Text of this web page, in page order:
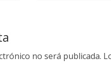
no será publicada.